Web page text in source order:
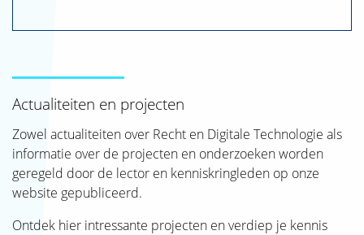
Actualiteiten en projecten
Zowel actualiteiten over Recht en Digitale Technologie als
informatie over de projecten en onderzoeken worden
geregeld door de lector en kenniskringleden op onze
website gepubliceerd.
Ontdek hier intressante projecten en verdiep je kennis